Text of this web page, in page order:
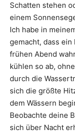
Schatten stehen
einem
Ich habe in
gemacht, dass
frühen Abend
kühlen so ab,
durch die
sich die größte
dem Wässern
Beobachte deine
sich über Nacht